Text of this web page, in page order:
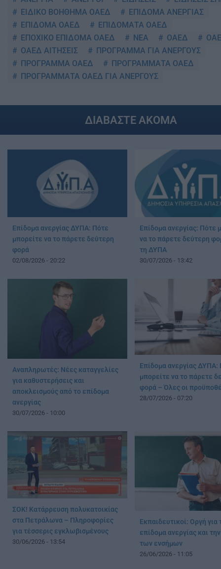
ΕΙΔΙΚΟ ΒΟΗΘΗΜΑ ΟΑΕΔ
ΕΠΙΔΟΜΑ ΑΝΕΡΓΙΑΣ
ΕΠΙΔΟΜΑ ΟΑΕΔ
ΕΠΙΔΟΜΑΤΑ ΟΑΕΔ
ΕΠΟΧΙΚΟ ΕΠΙΔΟΜΑ ΟΑΕΔ
ΝΕΑ ΟΑΕΔ
ΟΑΕΔ ΑΙΤΗΣΕΙΣ
ΠΡΟΓΡΑΜΜΑ ΓΙΑ ΑΝΕΡΓΟΥΣ
ΠΡΟΓΡΑΜΜΑ ΟΑΕΔ
ΠΡΟΓΡΑΜΜΑΤΑ ΟΑΕΔ
ΠΡΟΓΡΑΜΜΑΤΑ ΟΑΕΔ ΓΙΑ ΑΝΕΡΓΟΥΣ
ΔΙΑΒΑΣΤΕ ΑΚΟΜΑ
Επίδομα ανεργίας ΔΥΠΑ: Πότε
μπορείτε να το πάρετε δεύτερη
φορά
02/08/2026 - 20:22
Επίδομα ανεργίας: Πότε
να το πάρετε δεύτερη
τη ΔΥΠΑ
30/07/2026 - 13:42
Αναπληρωτές: Νέες καταγγελίες
για καθυστερήσεις και
αποκλεισμούς από το επίδομα
ανεργίας
30/07/2026 - 10:00
Επίδομα ανεργίας ΔΥΠΑ:
μπορείτε να το πάρετε
φορά – Όλες οι
28/07/2026 - 07:20
ΣΟΚ! Κατάρρευση πολυκατοικίας
στα Πετράλωνα – Πληροφορίες
για τέσσερις εγκλωβισμένους
30/06/2026 - 13:54
Εκπαιδευτικοί: Οργή για
επίδομα ανεργίας και
των ενσήμων
26/06/2026 - 11:05